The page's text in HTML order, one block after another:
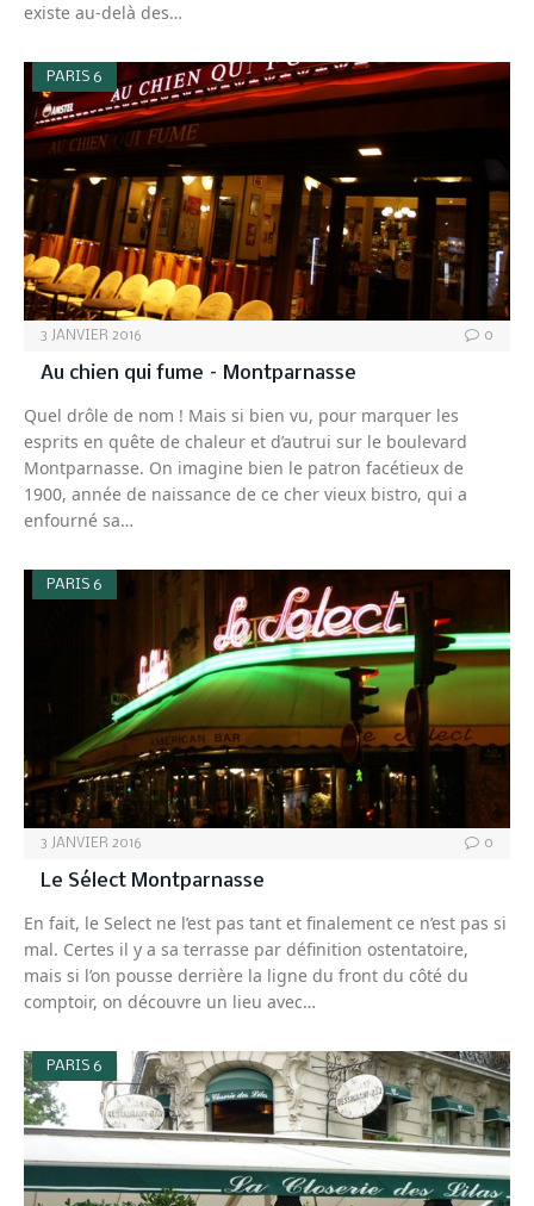
existe au-delà des…
PARIS 6
3 JANVIER 2016 0
Au chien qui fume – Montparnasse
Quel drôle de nom ! Mais si bien vu, pour marquer les
esprits en quête de chaleur et d’autrui sur le boulevard
Montparnasse. On imagine bien le patron facétieux de
1900, année de naissance de ce cher vieux bistro, qui a
enfourné sa…
PARIS 6
3 JANVIER 2016 0
Le Sélect Montparnasse
En fait, le Select ne l’est pas tant et finalement ce n’est pas si
mal. Certes il y a sa terrasse par définition ostentatoire,
mais si l’on pousse derrière la ligne du front du côté du
comptoir, on découvre un lieu avec…
PARIS 6